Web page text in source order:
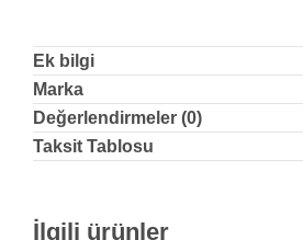
Ek bilgi
Marka
Değerlendirmeler (0)
Taksit Tablosu
İlgili ürünler